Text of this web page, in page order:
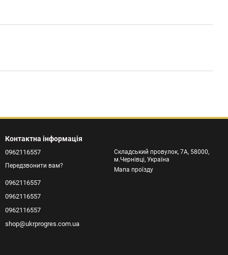
Контактна інформація
0962116557
Передзвонити вам?
0962116557
0962116557
0962116557
shop@ukrprogres.com.ua
Складський провулок, 7А, 58000,
м.Чернівці, Україна
Мапа проїзду